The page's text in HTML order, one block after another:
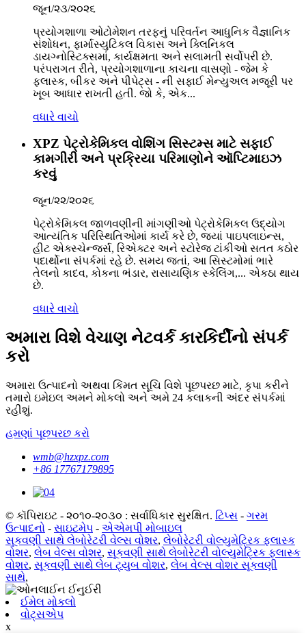
જૂન/૨૩/૨૦૨૬
પ્રયોગશાળા ઓટોમેશન તરફનું પરિવર્તન આધુનિક વૈજ્ઞાનિક
સંશોધન, ફાર્માસ્યુટિકલ વિકાસ અને ક્લિનિકલ
ડાયગ્નોસ્ટિક્સમાં, કાર્યક્ષમતા અને સલામતી સર્વોપરી છે.
પરંપરાગત રીતે, પ્રયોગશાળાના કાચના વાસણો - જેમ કે
ફ્લાસ્ક, બીકર અને પીપેટ્સ - ની સફાઈ મેન્યુઅલ મજૂરી પર
ખૂબ આધાર રાખતી હતી. જો કે, એક...
વધારે વાચો
XPZ પેટ્રોકેમિકલ વોશિંગ સિસ્ટમ્સ માટે સફાઈ
કામગીરી અને પ્રક્રિયા પરિમાણોને ઑપ્ટિમાઇઝ
કરવું
જૂન/૨૨/૨૦૨૬
પેટ્રોકેમિકલ જાળવણીની માંગણીઓ પેટ્રોકેમિકલ ઉદ્યોગ
આત્યંતિક પરિસ્થિતિઓમાં કાર્ય કરે છે, જ્યાં પાઇપલાઇન્સ,
હીટ એક્સ્ચેન્જર્સ, રિએક્ટર અને સ્ટોરેજ ટાંકીઓ સતત કઠોર
પદાર્થોના સંપર્કમાં રહે છે. સમય જતાં, આ સિસ્ટમોમાં ભારે
તેલનો કાદવ, કોકના ભંડાર, રાસાયણિક સ્કેલિંગ,... એકઠા થાય
છે.
વધારે વાચો
અમારા વિશે વેચાણ નેટવર્ક કારકિર્દીનો સંપર્ક
કરો
અમારા ઉત્પાદનો અથવા કિંમત સૂચિ વિશે પૂછપરછ માટે, કૃપા કરીને
તમારો ઇમેઇલ અમને મોકલો અને અમે 24 કલાકની અંદર સંપર્કમાં
રહીશું.
હમણાં પૂછપરછ કરો
wmb@hzxpz.com
+86 17767179895
© કૉપિરાઇટ - ૨૦૧૦-૨૦૩૦ : સર્વાધિકાર સુરક્ષિત. ટિપ્સ - ગરમ
ઉત્પાદનો - સાઇટમેપ - એએમપી મોબાઇલ
સૂકવણી સાથે લેબોરેટરી વેલ્સ વોશર, લેબોરેટરી વોલ્યુમેટ્રિક ફ્લાસ્ક
વોશર, લેબ વેલ્સ વોશર, સૂકવણી સાથે લેબોરેટરી વોલ્યુમેટ્રિક ફ્લાસ્ક
વોશર, સૂકવણી સાથે લેબ ટ્યુબ વોશર, લેબ વેલ્સ વોશર સૂકવણી
સાથે,
ઈમેલ મોકલો
વોટ્સએપ
x